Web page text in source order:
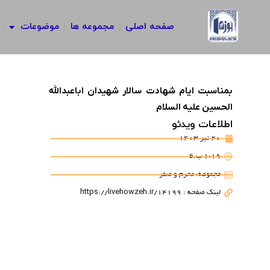
صفحه اصلی مجموعه ها موضوعات
بمناسبت ایام شهادت سالار شهیدان اباعبدالله
الحسین علیه السلام
اطلاعات ویدئو
20 تیر 1403
1:19 ب.ظ
مجموعه:محرم و صفر
لینک صفحه : https://livehowzeh.ir/14199